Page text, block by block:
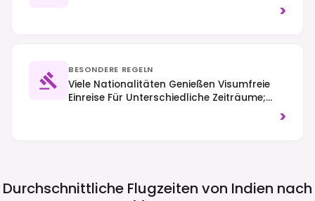
>
BESONDERE REGELN
Viele Nationalitäten Genießen Visumfreie
Einreise Für Unterschiedliche Zeiträume;
Andere Benötigen Möglicherweise Ein Visum
Bei Ankunft Oder Im Voraus. Rechtsverkehr>
Durchschnittliche Flugzeiten von Indien nach